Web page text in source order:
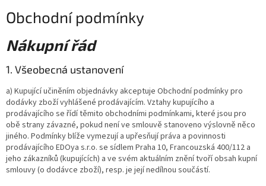
Obchodní podmínky
Nákupní řád
1. Všeobecná ustanovení
a) Kupující učiněním objednávky akceptuje Obchodní podmínky pro
dodávky zboží vyhlášené prodávajícím. Vztahy kupujícího a
prodávajícího se řídí těmito obchodními podmínkami, které jsou pro
obě strany závazné, pokud není ve smlouvě stanoveno výslovně něco
jiného. Podmínky blíže vymezují a upřesňují práva a povinnosti
prodávajícího EDOya s.r.o. se sídlem Praha 10, Francouzská 400/112 a
jeho zákazníků (kupujících) a ve svém aktuálním znění tvoří obsah kupní
smlouvy (o dodávce zboží), resp. je její nedílnou součástí.